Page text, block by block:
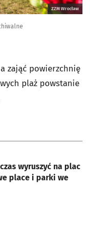
ZZM Wrocław
zająć powierzchnię
plaż powstanie
wyruszyć na plac
place i parki we